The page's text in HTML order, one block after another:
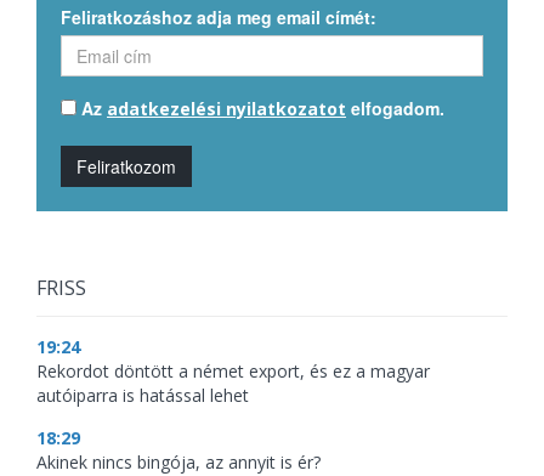
Feliratkozáshoz adja meg email címét:
Az adatkezelési nyilatkozatot elfogadom.
Feliratkozom
FRISS
19:24
Rekordot döntött a német export, és ez a magyar
autóiparra is hatással lehet
18:29
Akinek nincs bingója, az annyit is ér?